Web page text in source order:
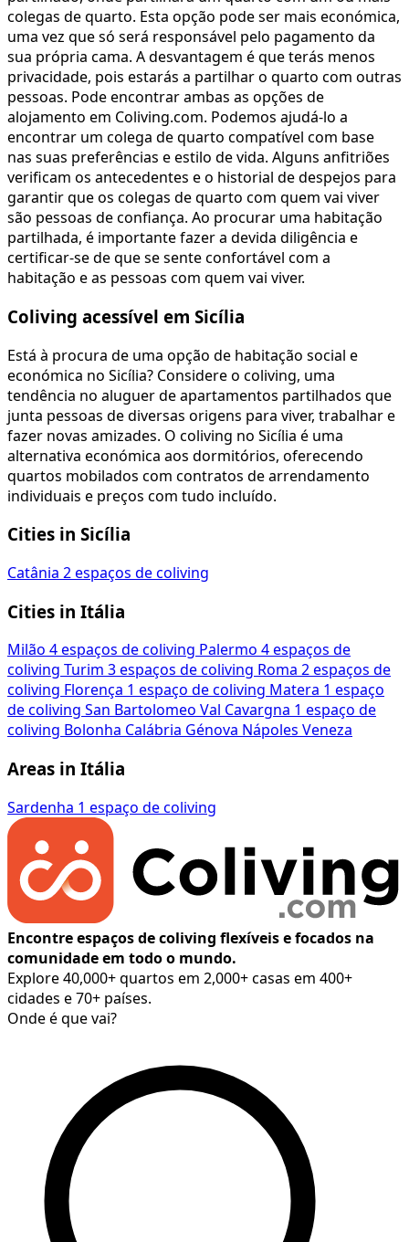
colegas de quarto. Esta opção pode ser mais económica,
uma vez que só será responsável pelo pagamento da
sua própria cama. A desvantagem é que terás menos
privacidade, pois estarás a partilhar o quarto com outras
pessoas. Pode encontrar ambas as opções de
alojamento em Coliving.com. Podemos ajudá-lo a
encontrar um colega de quarto compatível com base
nas suas preferências e estilo de vida. Alguns anfitriões
verificam os antecedentes e o historial de despejos para
garantir que os colegas de quarto com quem vai viver
são pessoas de confiança. Ao procurar uma habitação
partilhada, é importante fazer a devida diligência e
certificar-se de que se sente confortável com a
habitação e as pessoas com quem vai viver.
Coliving acessível em Sicília
Está à procura de uma opção de habitação social e
económica no Sicília? Considere o coliving, uma
tendência no aluguer de apartamentos partilhados que
junta pessoas de diversas origens para viver, trabalhar e
fazer novas amizades. O coliving no Sicília é uma
alternativa económica aos dormitórios, oferecendo
quartos mobilados com contratos de arrendamento
individuais e preços com tudo incluído.
Cities in Sicília
Catânia 2 espaços de coliving
Cities in Itália
Milão 4 espaços de coliving Palermo 4 espaços de
coliving Turim 3 espaços de coliving Roma 2 espaços de
coliving Florença 1 espaço de coliving Matera 1 espaço
de coliving San Bartolomeo Val Cavargna 1 espaço de
coliving Bolonha Calábria Génova Nápoles Veneza
Areas in Itália
Sardenha 1 espaço de coliving
Encontre espaços de coliving flexíveis e focados na
comunidade em todo o mundo.
Explore 40,000+ quartos em 2,000+ casas em 400+
cidades e 70+ países.
Onde é que vai?